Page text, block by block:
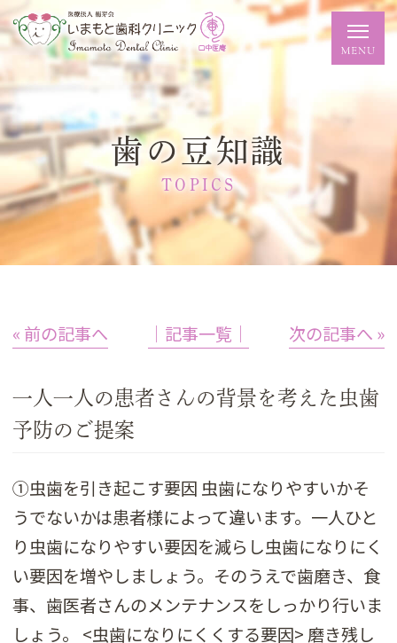
歯の豆知識
TOPICS
« 前の記事へ │記事一覧│ 次の記事へ »
一人一人の患者さんの背景を考えた虫歯
予防のご提案
①虫歯を引き起こす要因 虫歯になりやすいかそ
うでないかは患者様によって違います。一人ひと
り虫歯になりやすい要因を減らし虫歯になりにく
い要因を増やしましょう。そのうえで歯磨き、食
事、歯医者さんのメンテナンスをしっかり行いま
しょう。 <虫歯になりにくくする要因> 磨き残し